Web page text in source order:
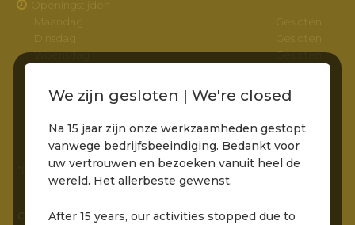
Openingstijden
Maandag
Gesloten
Dinsdag
Gesloten
Woensdag
Gesloten
Vrijdag
11:00 – 22:00
Zaterdag
11:00 – 22:00
*Entree via het pad naar de molens is bereikbaar
CONTACTGEGEVENS
We zijn gesloten | We're closed
Na 15 jaar zijn onze werkzaamheden gestopt
vanwege bedrijfsbeeindiging. Bedankt voor
uw vertrouwen en bezoeken vanuit heel de
wereld. Het allerbeste gewenst.
After 15 years, our activities stopped due to